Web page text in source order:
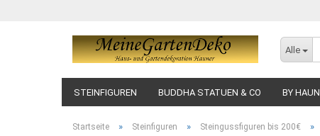
Alle
STEINFIGUREN BUDDHA STATUEN & CO BY
Startseite » Steinfiguren » Steingussfiguren bis 200€ »